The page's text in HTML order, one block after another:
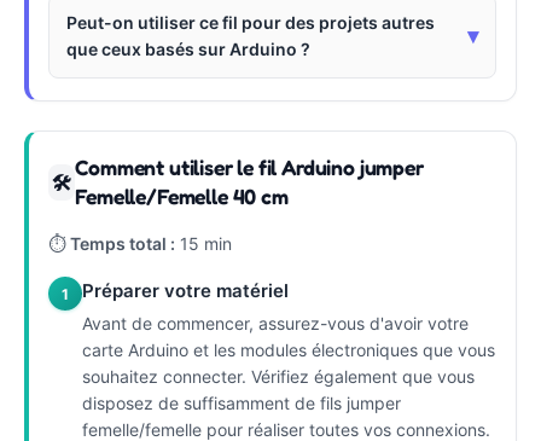
Peut-on utiliser ce fil pour des projets autres
que ceux basés sur Arduino ?
▾
🛠
Comment utiliser le fil Arduino jumper
Femelle/Femelle 40 cm
⏱Temps total : 15 min
1 Préparer votre matériel
Avant de commencer, assurez-vous d'avoir votre
carte Arduino et les modules électroniques que vous
souhaitez connecter. Vérifiez également que vous
disposez de suffisamment de fils jumper
femelle/femelle pour réaliser toutes vos connexions.